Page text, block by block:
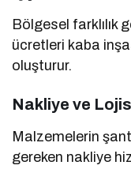
Bölgesel farklılık
ücretleri kaba
oluşturur.
Nakliye ve
Malzemelerin
gereken nakliye